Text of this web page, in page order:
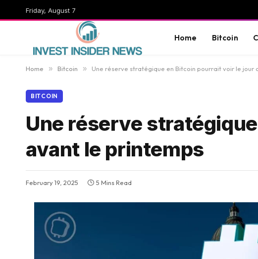
Friday, August 7
Home Bitcoin
Home » Bitcoin » Une réserve stratégique en Bitcoin pourrait voir le jour
BITCOIN
Une réserve
avant le printemps
February 19, 2025 5 Mins Read